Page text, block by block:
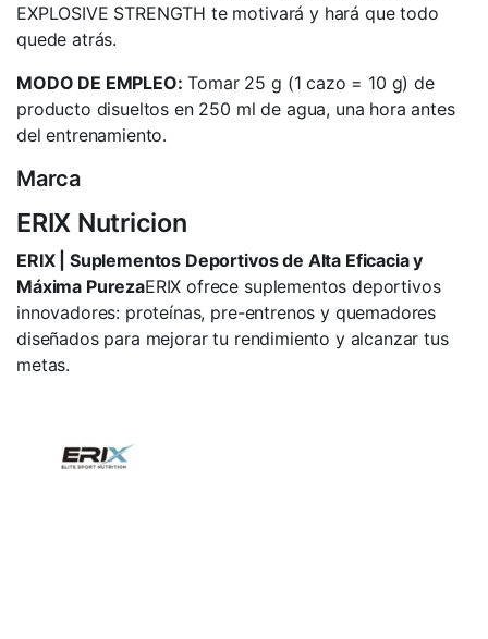
EXPLOSIVE STRENGTH te motivará y hará que todo
quede atrás.
MODO DE EMPLEO: Tomar 25 g (1 cazo = 10 g) de
producto disueltos en 250 ml de agua, una hora antes
del entrenamiento.
Marca
ERIX Nutricion
ERIX | Suplementos Deportivos de Alta Eficacia y
Máxima PurezaERIX ofrece suplementos deportivos
innovadores: proteínas, pre-entrenos y quemadores
diseñados para mejorar tu rendimiento y alcanzar tus
metas.